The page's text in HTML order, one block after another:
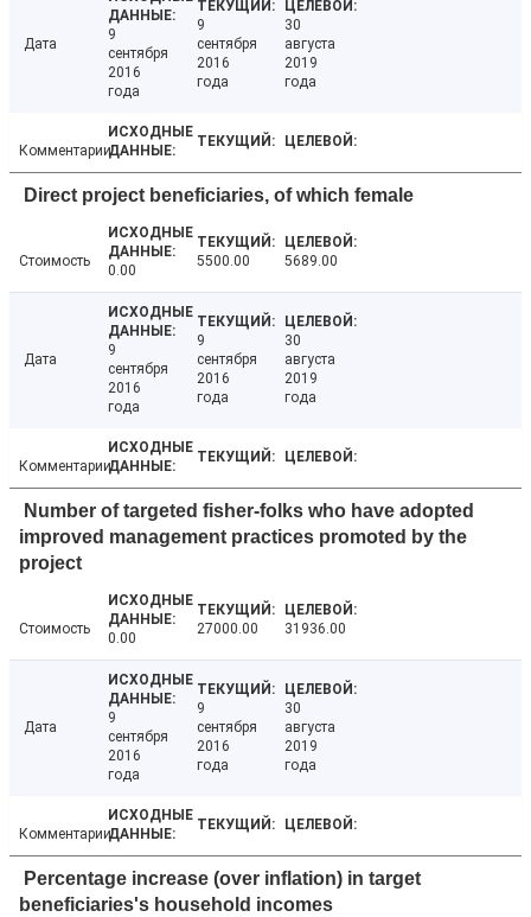
Дата
9
сентября
2016
года
9
сентября
2016
года
30
августа
2019
года
Комментарии
Direct project beneficiaries, of which female
Стоимость
0.00
5500.00 5689.00
Дата
9
сентября
2016
года
9
сентября
2016
года
30
августа
2019
года
Комментарии
Number of targeted fisher-folks who have adopted
improved management practices promoted by the
project
Стоимость
0.00
27000.00 31936.00
Дата
9
сентября
2016
года
9
сентября
2016
года
30
августа
2019
года
Комментарии
Percentage increase (over inflation) in target
beneficiaries's household incomes